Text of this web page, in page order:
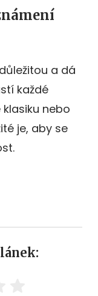
a dá
každé
nebo
je, aby se